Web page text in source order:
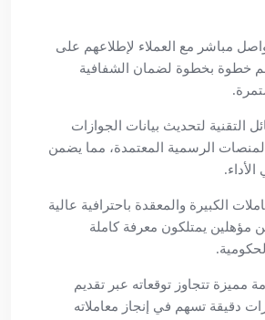
مباشر مع العملاء لإطلاعهم على
خطوة بخطوة لضمان الشفافية
التقنية لتحديث بيانات الجوازات
الرسمية المعتمدة، مما يضمن
الكبيرة والمعقدة باحترافية عالية
مؤهلين يمتلكون معرفة كاملة
تتجاوز توقعاته عبر تقديم
دقيقة تسهم في إنجاز معاملاته